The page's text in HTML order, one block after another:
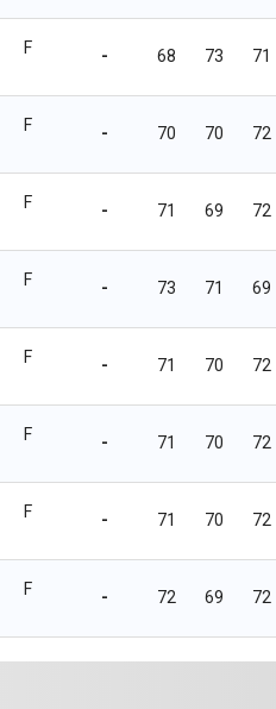
F - 68 73 71
F - 70 70 72
F - 71 69 72
F - 73 71 69
F - 71 70 72
F - 71 70 72
F - 71 70 72
F - 72 69 72